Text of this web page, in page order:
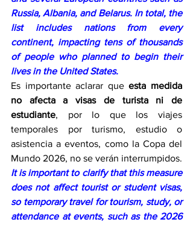
Russia, Albania, and Belarus. In total, the
list includes nations from every
continent, impacting tens of thousands
of people who planned to begin their
lives in the United States.
Es importante aclarar que esta medida
no afecta a visas de turista ni de
estudiante, por lo que los viajes
temporales por turismo, estudio o
asistencia a eventos, como la Copa del
Mundo 2026, no se verán interrumpidos.
It is important to clarify that this measure
does not affect tourist or student visas,
so temporary travel for tourism, study, or
attendance at events, such as the 2026